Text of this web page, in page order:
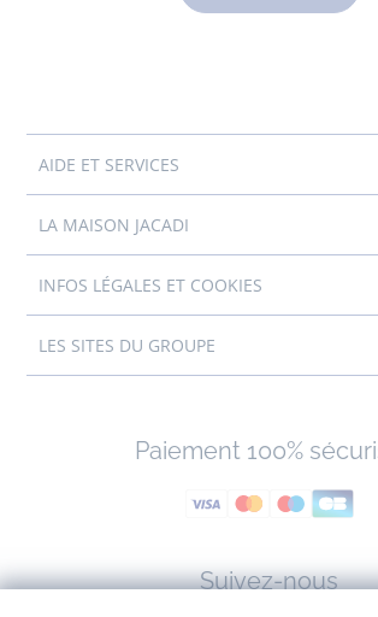
AIDE ET SERVICES
LA MAISON JACADI
INFOS LÉGALES ET COOKIES
LES SITES DU GROUPE
Paiement 100%
Suivez-nous